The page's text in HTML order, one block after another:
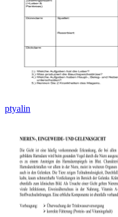
ptyalin